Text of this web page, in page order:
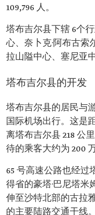
109,796 人。
塔布吉尔县下辖 6个
心、奈卜克·阿布古索
拉山隘中心、塞尼亚
塔布吉尔县的开发
塔布吉尔县的居民与
国际机场出行。这是
离塔布吉尔县 218 公
待的乘客大约为 200 万
65 号高速公路也经过
得省的豪塔·巴尼塔
伸至沙特北部的古拉
的主要陆路交通干线。